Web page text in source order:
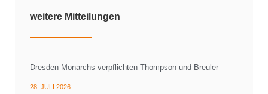
weitere Mitteilungen
Dresden Monarchs verpflichten Thompson und Breuler
28. JULI 2026